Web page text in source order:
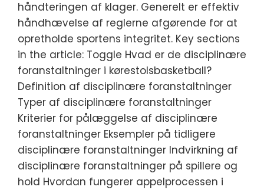
håndteringen af klager. Generelt er effektiv
håndhævelse af reglerne afgørende for at
opretholde sportens integritet. Key sections
in the article: Toggle Hvad er de disciplinære
foranstaltninger i kørestolsbasketball?
Definition af disciplinære foranstaltninger
Typer af disciplinære foranstaltninger
Kriterier for pålæggelse af disciplinære
foranstaltninger Eksempler på tidligere
disciplinære foranstaltninger Indvirkning af
disciplinære foranstaltninger på spillere og
hold Hvordan fungerer appelprocessen i